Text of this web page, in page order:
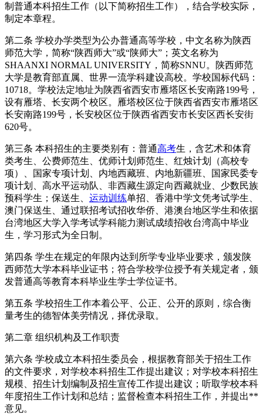
制普通本科招生工作（以下简称招生工作），结合学校实际，
制定本章程。
第二条 学校办学类型为公办普通高等学校，中文名称为陕西
师范大学，简称“陕西师大”或“陕师大”；英文名称为
SHAANXI NORMAL UNIVERSITY，简称SNNU。陕西师范
大学是教育部直属、世界一流学科建设高校。学校国标代码：
10718。学校法定地址为陕西省西安市雁塔区长安南路199号，
设有雁塔、长安两个校区。雁塔校区位于陕西省西安市雁塔区
长安南路199号，长安校区位于陕西省西安市长安区西长安街
620号。
第三条 本科招生的主要类别有：普通高考生，含艺术和体育
类考生、公费师范生、优师计划师范生、红烛计划（高校专
项）、国家专项计划、内地西藏班、内地新疆班、国家民委专
项计划、高水平运动队、非西藏生源定向西藏就业、少数民族
预科学生；保送生、 运动训练单招、香港中学文凭考试学生、
澳门保送生、通过联招考试招收华侨、港澳台地区学生和依据
台湾地区大学入学考试学科能力测试成绩招收台湾高中毕业
生，学习形式为全日制。
第四条 学生在规定的年限内达到所学专业毕业要求，颁发陕
西师范大学本科毕业证书；符合学校学位授予有关规定者，颁
发普通高等教育本科毕业生学士学位证书。
第五条 学校招生工作本着公平、公正、公开的原则，综合衡
量考生的德智体美劳情况，择优录取。
第二章 组织机构及工作职责
第六条 学校成立本科招生委员会，根据教育部关于招生工作
的文件要求，对学校本科招生工作提出建议；对学校本科招生
规模、招生计划编制及招生宣传工作提出建议；听取学校本科
年度招生工作计划和总结；监督检查本科招生工作，并提出**
意见。